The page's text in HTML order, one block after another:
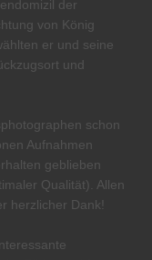
der
von König
er und seine
und
schon
Aufnahmen
geblieben
Qualität). Allen
herzlicher Dank!